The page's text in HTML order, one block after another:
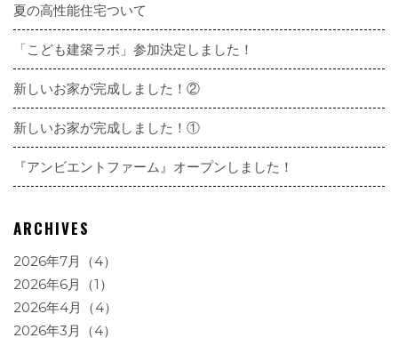
夏の高性能住宅ついて
「こども建築ラボ」参加決定しました！
新しいお家が完成しました！②
新しいお家が完成しました！①
『アンビエントファーム』オープンしました！
ARCHIVES
2026年7月（4）
2026年6月（1）
2026年4月（4）
2026年3月（4）